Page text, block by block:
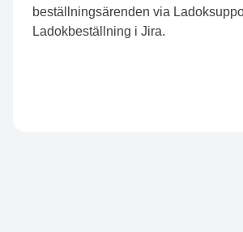
beställningsärenden via
Ladokbeställning i Jira.